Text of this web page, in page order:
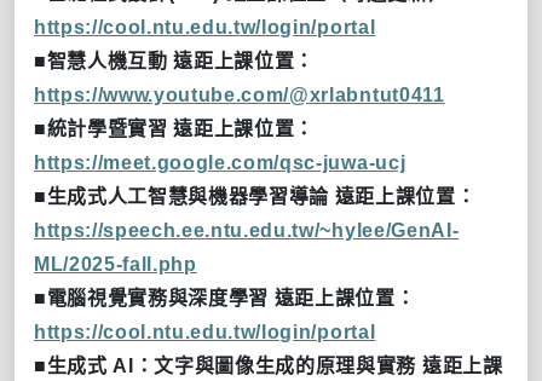
https://cool.ntu.edu.tw/login/portal
■智慧人機互動 遠距上課位置：
https://www.youtube.com/@xrlabntut0411
■統計學暨實習 遠距上課位置：
https://meet.google.com/qsc-juwa-ucj
■生成式人工智慧與機器學習導論 遠距上課位置：
https://speech.ee.ntu.edu.tw/~hylee/GenAI-
ML/2025-fall.php
■電腦視覺實務與深度學習 遠距上課位置：
https://cool.ntu.edu.tw/login/portal
■生成式 AI ：文字與圖像生成的原理與實務 遠距上課